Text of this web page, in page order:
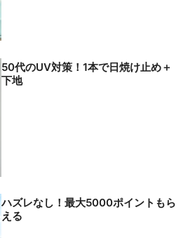
50代のUV対策！1本で日焼け止め＋
下地
ハズレなし！最大5000ポイントもら
える